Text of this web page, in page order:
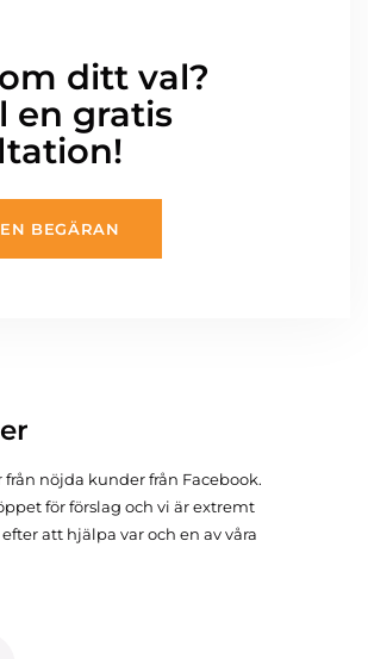
ditt val?
en gratis
BEGÄRAN
från nöjda kunder från Facebook.
för förslag och vi är extremt
att hjälpa var och en av våra